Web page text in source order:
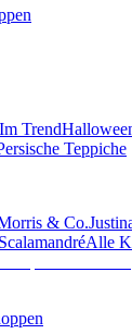
Im Trend
Teppiche
& Co.
ScalamandréAlle